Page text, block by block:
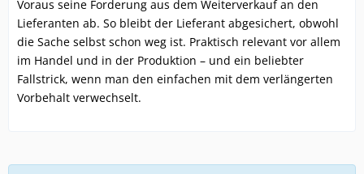
Voraus seine Forderung aus dem Weiterverkauf an den
Lieferanten ab. So bleibt der Lieferant abgesichert, obwohl
die Sache selbst schon weg ist. Praktisch relevant vor allem
im Handel und in der Produktion – und ein beliebter
Fallstrick, wenn man den einfachen mit dem verlängerten
Vorbehalt verwechselt.